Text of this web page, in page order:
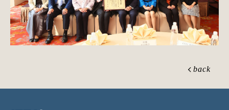
back